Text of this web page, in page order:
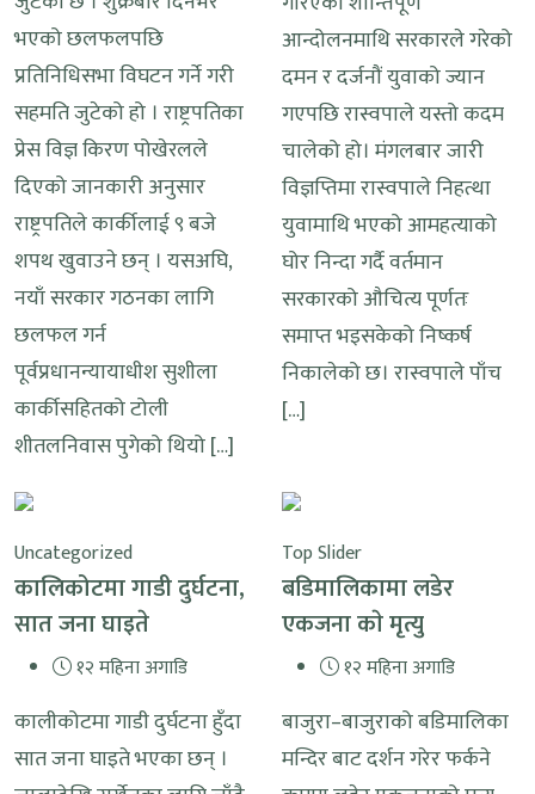
भएको छलफलपछि
प्रतिनिधिसभा विघटन गर्ने गरी
सहमति जुटेको हो । राष्ट्रपतिका
प्रेस विज्ञ किरण पोखेरलले
दिएको जानकारी अनुसार
राष्ट्रपतिले कार्कीलाई ९ बजे
शपथ खुवाउने छन् । यसअघि,
नयाँ सरकार गठनका लागि
छलफल गर्न
पूर्वप्रधानन्यायाधीश सुशीला
कार्कीसहितको टोली
शीतलनिवास पुगेको थियो […]
आन्दोलनमाथि सरकारले गरेको
दमन र दर्जनौं युवाको ज्यान
गएपछि रास्वपाले यस्तो कदम
चालेको हो। मंगलबार जारी
विज्ञप्तिमा रास्वपाले निहत्था
युवामाथि भएको आमहत्याको
घोर निन्दा गर्दै वर्तमान
सरकारको औचित्य पूर्णतः
समाप्त भइसकेको निष्कर्ष
निकालेको छ। रास्वपाले पाँच
[…]
Uncategorized
कालिकोटमा गाडी दुर्घटना,
सात जना घाइते
१२ महिना अगाडि
कालीकोटमा गाडी दुर्घटना हुँदा
सात जना घाइते भएका छन् ।
Top Slider
बडिमालिकामा लडेर
एकजना काे मृत्यु
१२ महिना अगाडि
बाजुरा–बाजुराको बडिमालिका
मन्दिर बाट दर्शन गरेर फर्कने